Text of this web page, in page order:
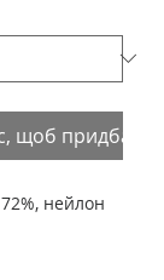
щоб придбати
нейлон